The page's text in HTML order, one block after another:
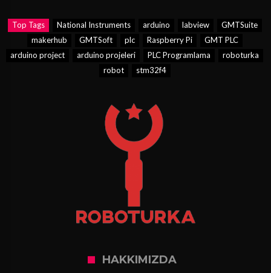
Top Tags National Instruments arduino labview
GMTSuite
makerhub
GMTSoft plc Raspberry Pi
GMT PLC
arduino project
arduino projeleri PLC Programlama
roboturka
robot
stm32f4
HAKKIMIZDA